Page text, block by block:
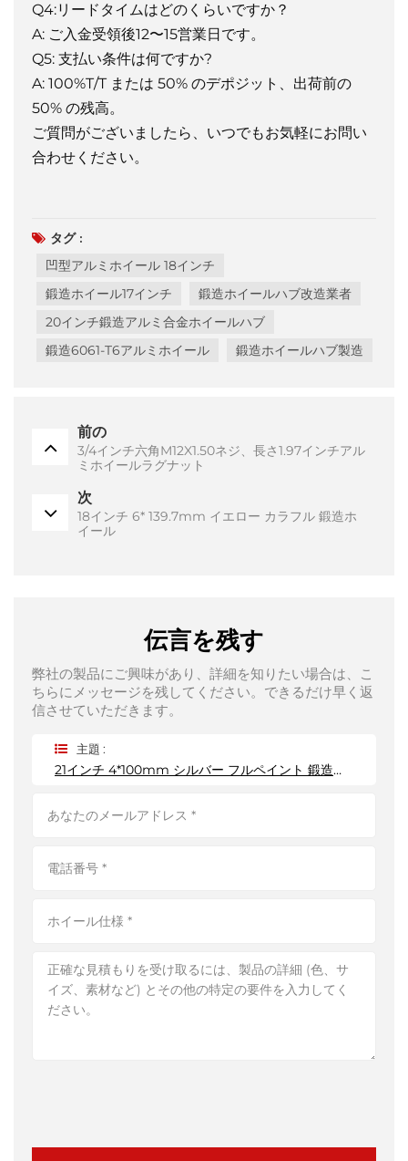
Q4:リードタイムはどのくらいですか？
A: ご入金受領後12〜15営業日です。
Q5: 支払い条件は何ですか?
A: 100%T/T または 50% のデポジット、出荷前の
50% の残高。
ご質問がございましたら、いつでもお気軽にお問い
合わせください。
タグ :
凹型アルミホイール 18インチ
鍛造ホイール17インチ
鍛造ホイールハブ改造業者
20インチ鍛造アルミ合金ホイールハブ
鍛造6061-T6アルミホイール
鍛造ホイールハブ製造
前の
3/4インチ六角M12X1.50ネジ、長さ1.97インチアル
ミホイールラグナット
次
18インチ 6* 139.7mm イエロー カラフル 鍛造ホ
イール
伝言を残す
弊社の製品にご興味があり、詳細を知りたい場合は、こ
ちらにメッセージを残してください。できるだけ早く返
信させていただきます。
主題 :
21インチ 4*100mm シルバー フルペイント 鍛造ホイール